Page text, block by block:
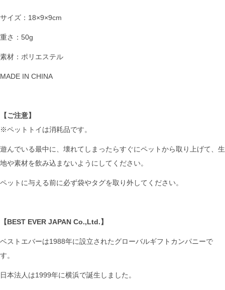
サイズ：18×9×9cm
重さ：50g
素材：ポリエステル
MADE IN CHINA
【ご注意】
※ペットトイは消耗品です。
遊んでいる最中に、壊れてしまったらすぐにペットから取り上げて、生
地や素材を飲み込まないようにしてください。
ペットに与える前に必ず袋やタグを取り外してください。
【BEST EVER JAPAN Co.,Ltd.】
ベストエバーは1988年に設立されたグローバルギフトカンパニーで
す。
日本法人は1999年に横浜で誕生しました。